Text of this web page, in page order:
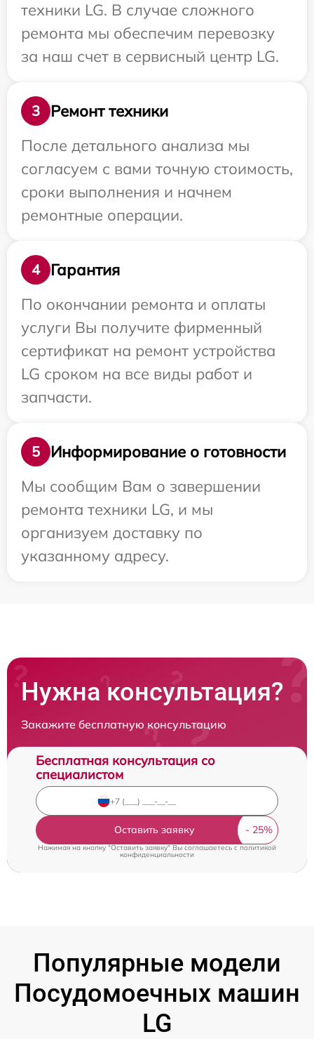
техники LG. В случае сложного
ремонта мы обеспечим перевозку
за наш счет в сервисный центр LG.
3
Ремонт техники
После детального анализа мы
согласуем с вами точную стоимость,
сроки выполнения и начнем
ремонтные операции.
4
Гарантия
По окончании ремонта и оплаты
услуги Вы получите фирменный
сертификат на ремонт устройства
LG сроком на все виды работ и
запчасти.
5
Информирование о готовности
Мы сообщим Вам о завершении
ремонта техники LG, и мы
организуем доставку по
указанному адресу.
Нужна консультация?
Закажите бесплатную консультацию
Бесплатная консультация со
специалистом
Оставить заявку
Нажимая на кнопку "Оставить заявку" Вы соглашаетесь cполитикой
конфиденциальности
Популярные модели
Посудомоечных машин
LG